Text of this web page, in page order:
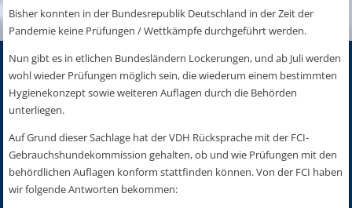
Bisher konnten in der Bundesrepublik Deutschland in der Zeit der
Pandemie keine Prüfun­gen / Wettkämpfe durchgeführt werden.
Nun gibt es in etlichen Bundesländern Lockerungen, und ab Juli werden
wohl wieder Prüfungen möglich sein, die wiederum einem bestimmten
Hygienekonzept sowie weiteren Auflagen durch die Behörden
unterliegen.
Auf Grund dieser Sachlage hat der VDH Rücksprache mit der FCI-
Gebrauchshundekommission gehal­ten, ob und wie Prüfungen mit den
behördlichen Auflagen konform stattfinden können. Von der FCI haben
wir folgende Antworten bekommen: